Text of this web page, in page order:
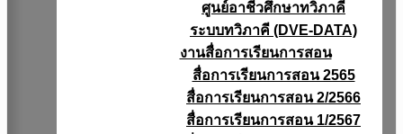
ศูนย์อาชีวศึกษาทวิภาคี
ระบบทวิภาคี (DVE-DATA)
งานสื่อการเรียนการสอน
สื่อการเรียนการสอน 2565
สื่อการเรียนการสอน 2/2566
สื่อการเรียนการสอน 1/2567